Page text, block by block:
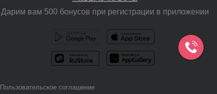
Дарим вам 500 бонусов при регистрации в приложении
Пользовательское соглашение